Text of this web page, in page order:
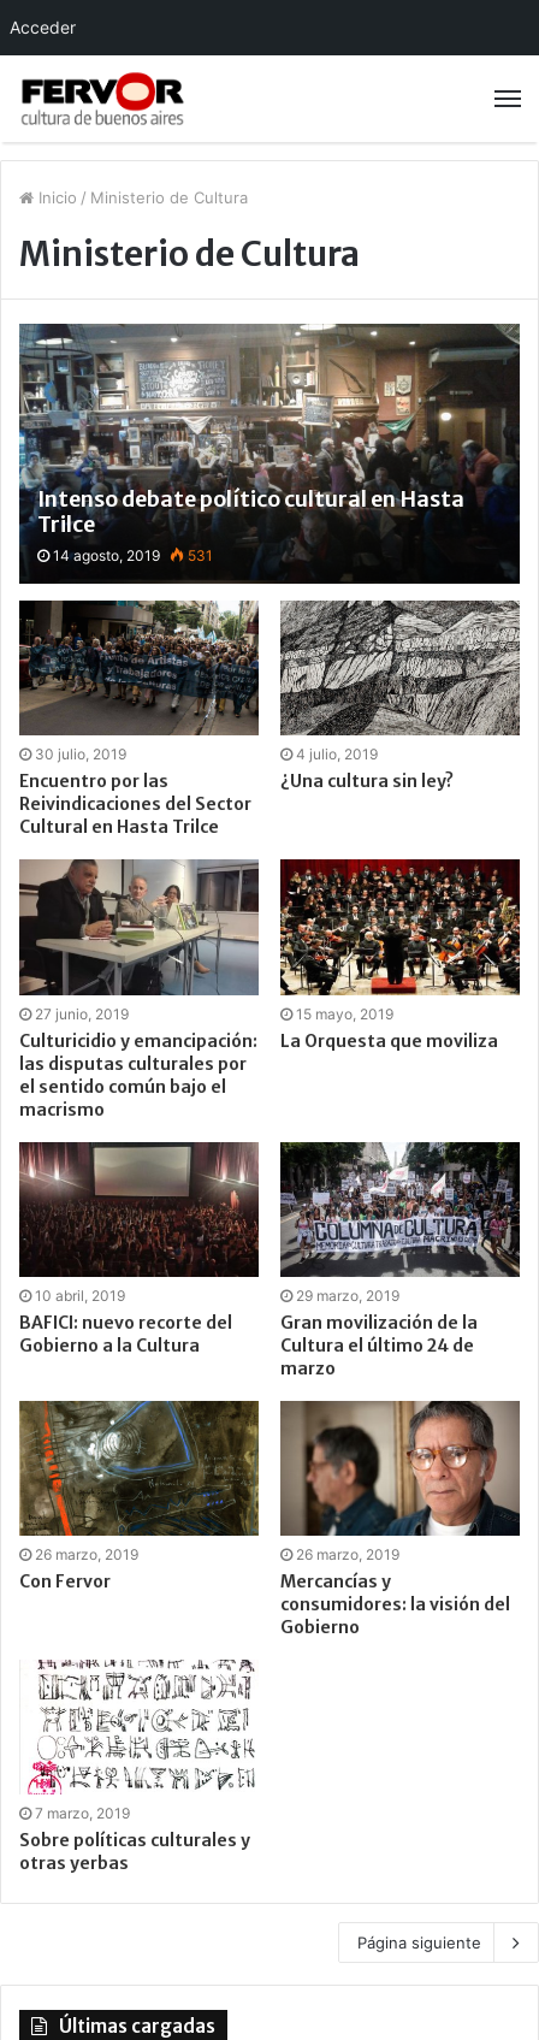
Inicio / Ministerio de Cultura
Ministerio de Cultura
Intenso debate político cultural en Hasta
Trilce
14 agosto, 2019 531
30 julio, 2019
Encuentro por las
Reivindicaciones del Sector
Cultural en Hasta Trilce
4 julio, 2019
¿Una cultura sin ley?
27 junio, 2019
Culturicidio y emancipación:
las disputas culturales por
el sentido común bajo el
macrismo
15 mayo, 2019
La Orquesta que moviliza
10 abril, 2019
BAFICI: nuevo recorte del
Gobierno a la Cultura
29 marzo, 2019
Gran movilización de la
Cultura el último 24 de
marzo
26 marzo, 2019
Con Fervor
26 marzo, 2019
Mercancías y
consumidores: la visión del
Gobierno
7 marzo, 2019
Sobre políticas culturales y
otras yerbas
Página siguiente
Últimas cargadas
Acceder